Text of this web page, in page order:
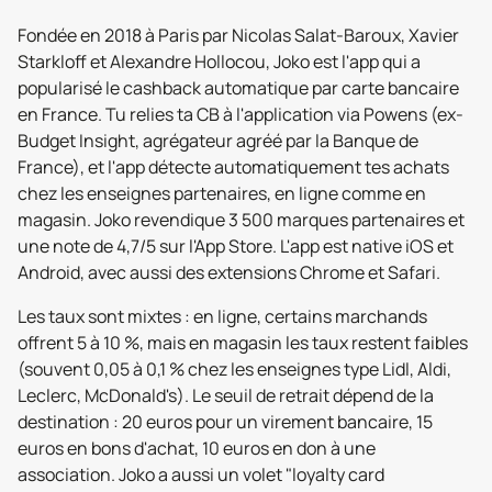
Fondée en 2018 à Paris par Nicolas Salat-Baroux, Xavier
Starkloff et Alexandre Hollocou, Joko est l'app qui a
popularisé le cashback automatique par carte bancaire
en France. Tu relies ta CB à l'application via Powens (ex-
Budget Insight, agrégateur agréé par la Banque de
France), et l'app détecte automatiquement tes achats
chez les enseignes partenaires, en ligne comme en
magasin. Joko revendique 3 500 marques partenaires et
une note de 4,7/5 sur l'App Store. L'app est native iOS et
Android, avec aussi des extensions Chrome et Safari.
Les taux sont mixtes : en ligne, certains marchands
offrent 5 à 10 %, mais en magasin les taux restent faibles
(souvent 0,05 à 0,1 % chez les enseignes type Lidl, Aldi,
Leclerc, McDonald's). Le seuil de retrait dépend de la
destination : 20 euros pour un virement bancaire, 15
euros en bons d'achat, 10 euros en don à une
association. Joko a aussi un volet "loyalty card